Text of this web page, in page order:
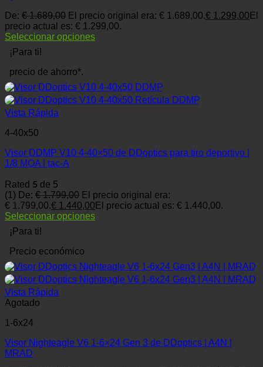
De: €1.689,00 El precio original era: € 1.689,00.€ 1.299,00 El
precio actual es: € 1.299,00.
Seleccionar opciones
¡Para ti!
precio de ahorro*.
Vista Rápida
4-40x50
Visor DDMP V10 4-40×50 de DDoptics para tiro deportivo |
1/8 MOA | tac-A
Rated 5 de 5
(1) De: €1.799,00 El precio original era:
€ 1.799,00.€ 1.440,00 El precio actual es: € 1.440,00.
Seleccionar opciones
¡Para ti!
Precio económico
Vista Rápida
Agotado
1-6x24
Visor Nighteagle V6 1-6×24 Gen 3 de DDoptics | A4N |
MRAD